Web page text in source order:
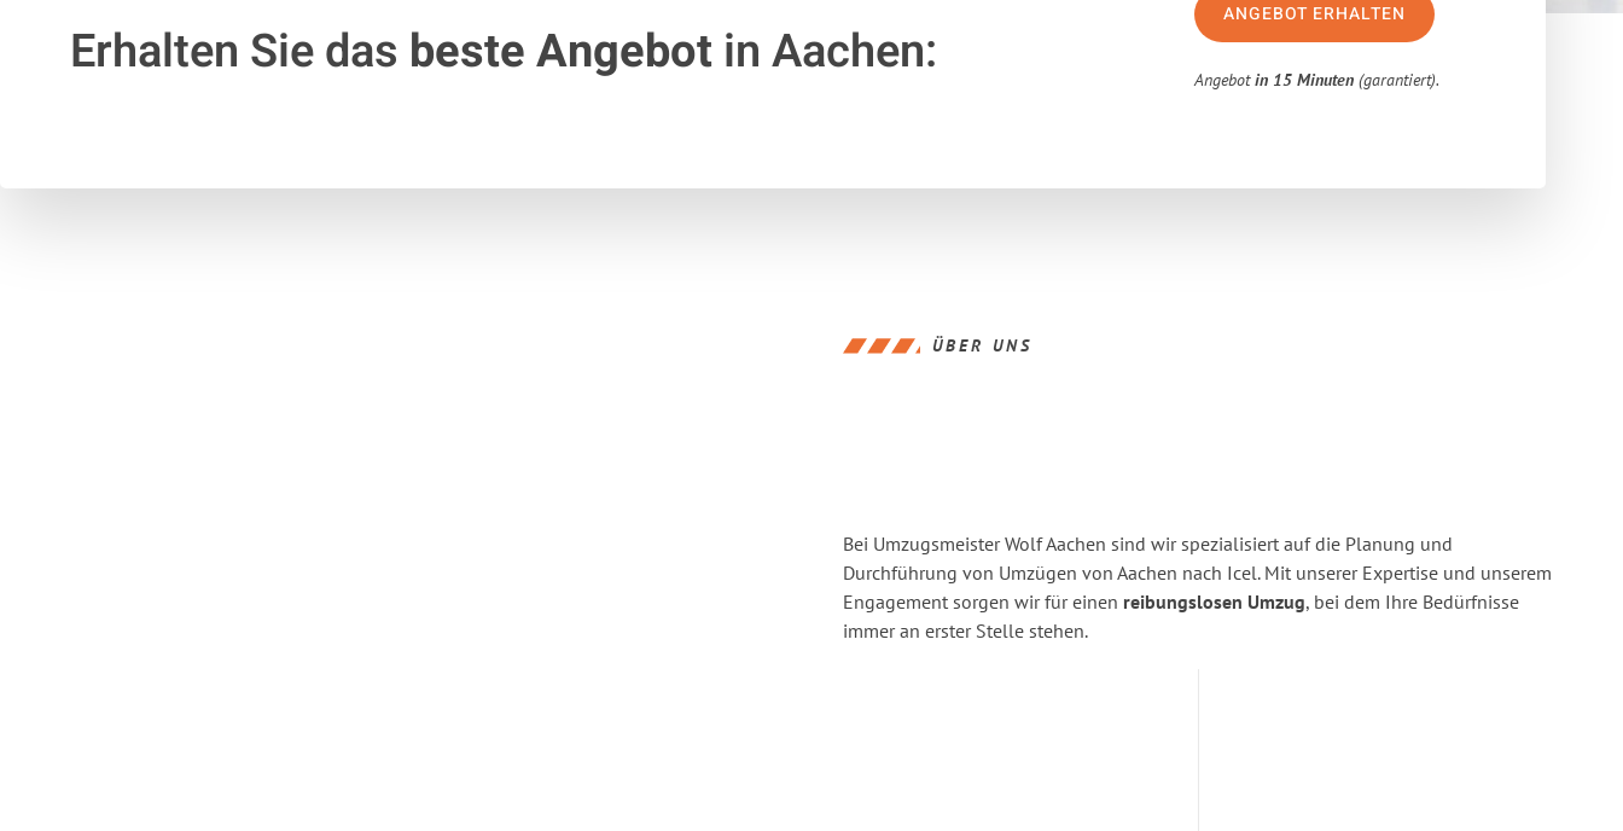
Erhalten Sie das beste Angebotin Aachen:
ANGEBOT ERHALTEN
Angebotin 15 Minuten (garantiert).
ÜBER UNS
Bei Umzugsmeister Wolf Aachen sind wir spezialisiert auf die Planung und
Durchführung von Umzügen von Aachen nach Icel. Mit unserer Expertise und unserem
Engagement sorgen wir für einen reibungslosen Umzug, bei dem Ihre Bedürfnisse
immer an erster Stelle stehen.